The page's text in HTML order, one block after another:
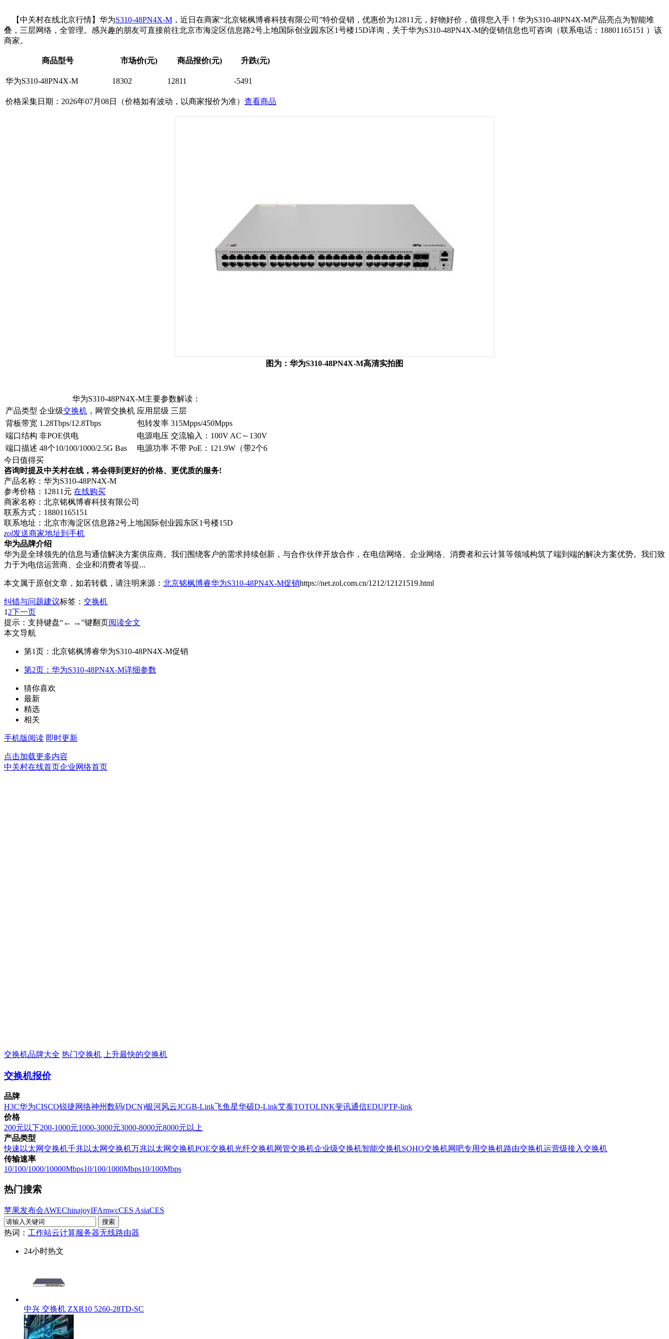
【中关村在线北京行情】华为S310-48PN4X-M ，近日在商家“北京铭枫博睿科技有限公司”特价促销，优惠价为12811元，好物好价，值得您入手！华为S310-48PN4X-M产品亮点为智能堆
叠，三层网络，全管理。感兴趣的朋友可直接前往北京市海淀区信息路2号上地国际创业园东区1号楼15D详询，关于华为S310-48PN4X-M的促销信息也可咨询（联系电话：18801165151 ）该
商家。
商品型号 市场价(元) 商品报价(元) 升跌(元)
华为S310-48PN4X-M 18302 12811 -5491
价格采集日期：2026年07月08日（价格如有波动，以商家报价为准） 查看商品
图为：华为S310-48PN4X-M高清实拍图
华为S310-48PN4X-M主要参数解读：
产品类型 企业级交换机 ，网管交换机 应用层级 三层
背板带宽 1.28Tbps/12.8Tbps 包转发率 315Mpps/450Mpps
端口结构 非POE供电 电源电压 交流输入：100V AC～130V
端口描述 48个10/100/1000/2.5G Bas 电源功率 不带 PoE：121.9W（带2个6
今日值得买
咨询时提及中关村在线，将会得到更好的价格、更优质的服务!
产品名称： 华为S310-48PN4X-M
参考价格： 12811元 在线购买
商家名称： 北京铭枫博睿科技有限公司
联系方式： 18801165151
联系地址： 北京市海淀区信息路2号上地国际创业园东区1号楼15D
zol发送商家地址到手机
华为品牌介绍
华为是全球领先的信息与通信解决方案供应商。我们围绕客户的需求持续创新，与合作伙伴开放合作，在电信网络、企业网络、消费者和云计算等领域构筑了端到端的解决方案优势。我们致
力于为电信运营商、企业和消费者等提...
本文属于原创文章，如若转载，请注明来源： 北京铭枫博睿华为S310-48PN4X-M促销https://net.zol.com.cn/1212/12121519.html
纠错与问题建议标签： 交换机
1 2下一页
提示：支持键盘“← →”键翻页阅读全文
本文导航
第1页：北京铭枫博睿华为S310-48PN4X-M促销
第2页：华为S310-48PN4X-M详细参数
猜你喜欢
最新
精选
相关
手机版阅读 即时更新
点击加载更多内容
中关村在线首页企业网络首页
交换机品牌大全 热门交换机 上升最快的交换机
交换机报价
品牌
H3C华为CISCO锐捷网络神州数码(DCN)银河风云JCGB-Link飞鱼星华硕D-Link艾泰TOTOLINK斐讯通信EDUPTP-link
价格
200元以下200-1000元1000-3000元3000-8000元8000元以上
产品类型
快速以太网交换机千兆以太网交换机万兆以太网交换机POE交换机光纤交换机网管交换机企业级交换机智能交换机SOHO交换机网吧专用交换机路由交换机运营级接入交换机
传输速率
10/100/1000/10000Mbps10/100/1000Mbps10/100Mbps
热门搜索
苹果发布会AWEChinajoyIFAmwcCES AsiaCES
热词： 工作站云计算服务器无线路由器
24小时热文
中兴 交换机 ZXR10 5260-28TD-SC